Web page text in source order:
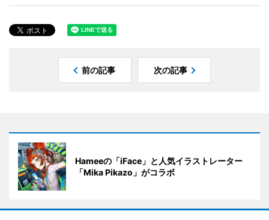
前の記事 次の記事
Hameeの「iFace」と人気イラストレーター
「Mika Pikazo」がコラボ